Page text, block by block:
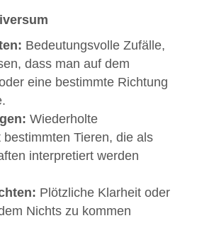
Bedeutungsvolle Zufälle,
dass man auf dem
eine bestimmte Richtung
Wiederholte
Tieren, die als
interpretiert werden
Plötzliche Klarheit oder
Nichts zu kommen